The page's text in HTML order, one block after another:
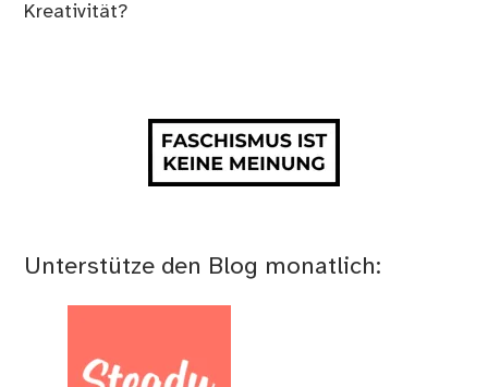
Kreativität?
Unterstütze den Blog monatlich: